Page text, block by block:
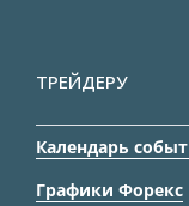
ТРЕЙДЕРУ
Календарь
Графики Форекс